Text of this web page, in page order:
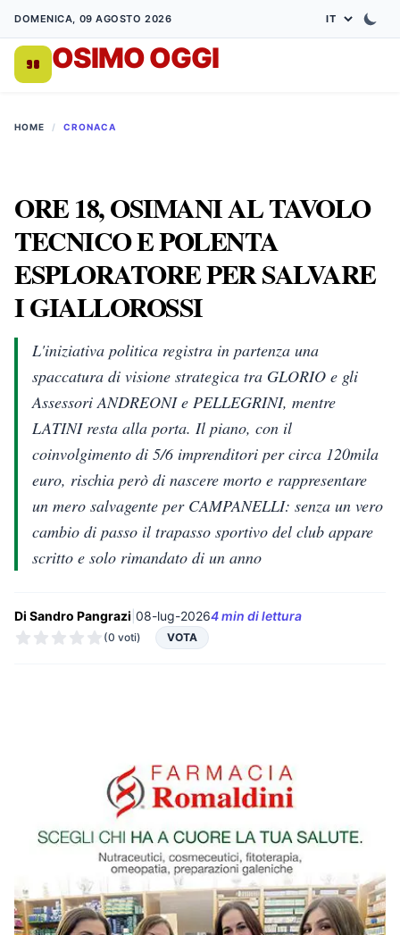
DOMENICA, 09 AGOSTO 2026
OSIMO OGGI
HOME / CRONACA
ORE 18, OSIMANI AL TAVOLO
TECNICO E POLENTA
ESPLORATORE PER SALVARE
I GIALLOROSSI
L'iniziativa politica registra in partenza una
spaccatura di visione strategica tra GLORIO e gli
Assessori ANDREONI e PELLEGRINI, mentre
LATINI resta alla porta. Il piano, con il
coinvolgimento di 5/6 imprenditori per circa 120mila
euro, rischia però di nascere morto e rappresentare
un mero salvagente per CAMPANELLI: senza un vero
cambio di passo il trapasso sportivo del club appare
scritto e solo rimandato di un anno
Di Sandro Pangrazi 08-lug-20264 min di lettura
(0 voti) VOTA